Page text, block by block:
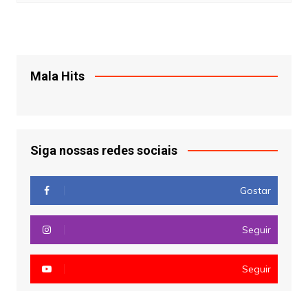
Mala Hits
Siga nossas redes sociais
Gostar
Seguir
Seguir